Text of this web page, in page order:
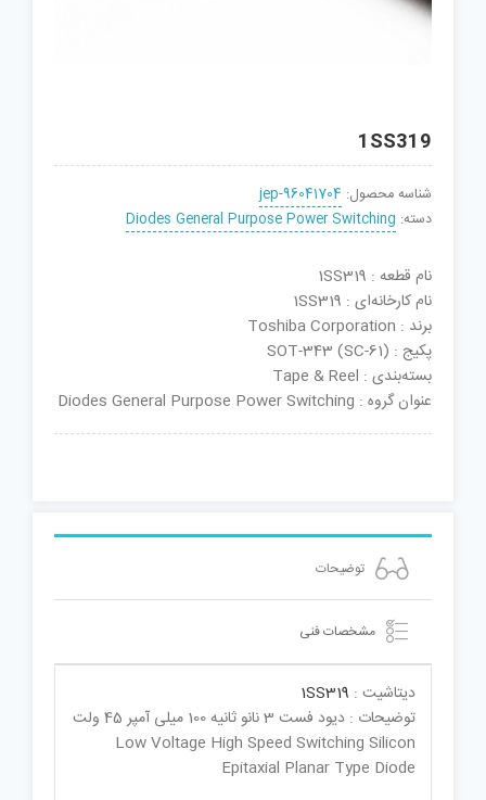
1SS319
شناسه محصول: jep-96041704
دسته: Diodes General Purpose Power Switching
نام قطعه : 1SS319
نام کارخانه‌ای : 1SS319
برند : Toshiba Corporation
پکیج : SOT-343 (SC-61)
بسته‌بندی : Tape & Reel
عنوان گروه : Diodes General Purpose Power Switching
توضیحات
مشخصات فنی
دیتاشیت : 1SS319
توضیحات : دیود فست 3 نانو ثانیه 100 میلی آمپر 45 ولت
Low Voltage High Speed Switching Silicon
Epitaxial Planar Type Diode